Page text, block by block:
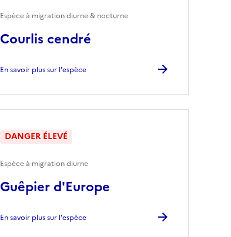
Courlis cendré
Espèce à migration diurne & nocturne
En savoir plus sur l'espèce
Guêpier d'Europe
DANGER ÉLEVÉ
Espèce à migration diurne
En savoir plus sur l'espèce